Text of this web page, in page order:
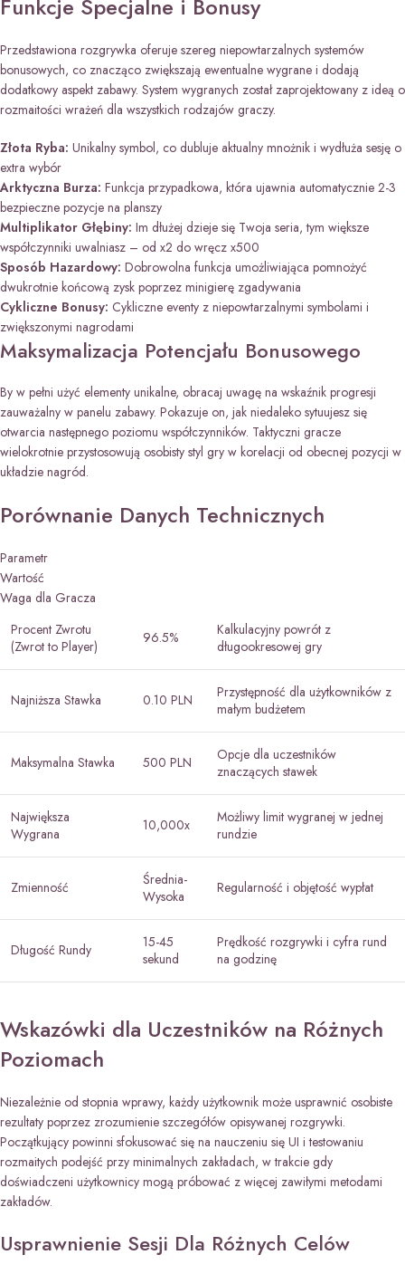
Funkcje Specjalne i Bonusy
Przedstawiona rozgrywka oferuje szereg niepowtarzalnych systemów
bonusowych, co znacząco zwiększają ewentualne wygrane i dodają
dodatkowy aspekt zabawy. System wygranych został zaprojektowany z ideą o
rozmaitości wrażeń dla wszystkich rodzajów graczy.
Złota Ryba: Unikalny symbol, co dubluje aktualny mnożnik i wydłuża sesję o
extra wybór
Arktyczna Burza: Funkcja przypadkowa, która ujawnia automatycznie 2-3
bezpieczne pozycje na planszy
Multiplikator Głębiny: Im dłużej dzieje się Twoja seria, tym większe
współczynniki uwalniasz – od x2 do wręcz x500
Sposób Hazardowy: Dobrowolna funkcja umożliwiająca pomnożyć
dwukrotnie końcową zysk poprzez minigierę zgadywania
Cykliczne Bonusy: Cykliczne eventy z niepowtarzalnymi symbolami i
zwiększonymi nagrodami
Maksymalizacja Potencjału Bonusowego
By w pełni użyć elementy unikalne, obracaj uwagę na wskaźnik progresji
zauważalny w panelu zabawy. Pokazuje on, jak niedaleko sytuujesz się
otwarcia następnego poziomu współczynników. Taktyczni gracze
wielokrotnie przystosowują osobisty styl gry w korelacji od obecnej pozycji w
układzie nagród.
Porównanie Danych Technicznych
Parametr
Wartość
Waga dla Gracza
Procent Zwrotu
(Zwrot to Player)
96.5%
Kalkulacyjny powrót z
długookresowej gry
Najniższa Stawka 0.10 PLN
Przystępność dla użytkowników z
małym budżetem
Maksymalna Stawka 500 PLN
Opcje dla uczestników
znaczących stawek
Największa
Wygrana
10,000x
Możliwy limit wygranej w jednej
rundzie
Zmienność
Średnia-
Wysoka
Regularność i objętość wypłat
Długość Rundy
15-45
sekund
Prędkość rozgrywki i cyfra rund
na godzinę
Wskazówki dla Uczestników na Różnych
Poziomach
Niezależnie od stopnia wprawy, każdy użytkownik może usprawnić osobiste
rezultaty poprzez zrozumienie szczegółów opisywanej rozgrywki.
Początkujący powinni sfokusować się na nauczeniu się UI i testowaniu
rozmaitych podejść przy minimalnych zakładach, w trakcie gdy
doświadczeni użytkownicy mogą próbować z więcej zawiłymi metodami
zakładów.
Usprawnienie Sesji Dla Różnych Celów